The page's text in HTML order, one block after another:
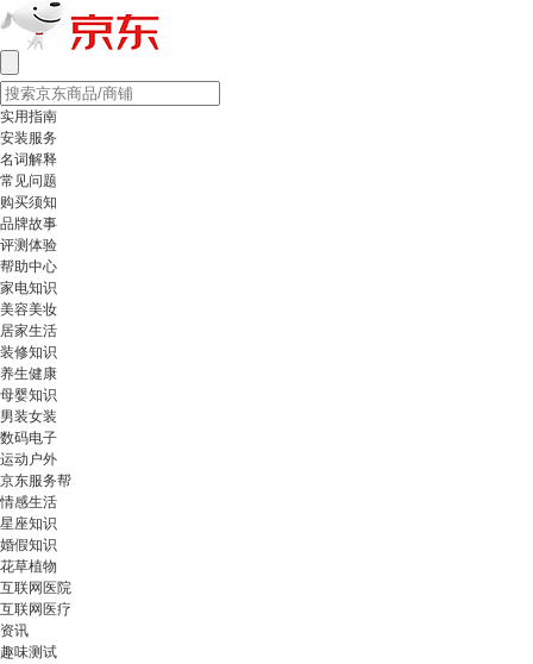
实用指南
安装服务
名词解释
常见问题
购买须知
品牌故事
评测体验
帮助中心
家电知识
美容美妆
居家生活
装修知识
养生健康
母婴知识
男装女装
数码电子
运动户外
京东服务帮
情感生活
星座知识
婚假知识
花草植物
互联网医院
互联网医疗
资讯
趣味测试